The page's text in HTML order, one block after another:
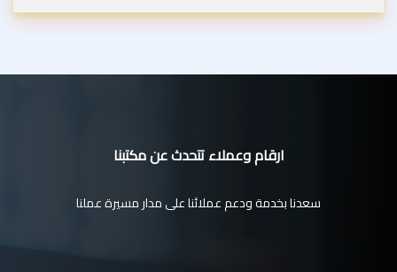
ارقام وعملاء تتحدث عن مكتبنا
سعدنا بخدمة ودعم عملائنا على مدار مسيرة عملنا